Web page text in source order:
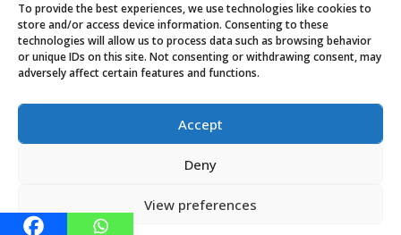
To provide the best experiences, we use technologies like cookies to
store and/or access device information. Consenting to these
technologies will allow us to process data such as browsing behavior
or unique IDs on this site. Not consenting or withdrawing consent, may
adversely affect certain features and functions.
Accept
Deny
View preferences
© Majalahpro Home